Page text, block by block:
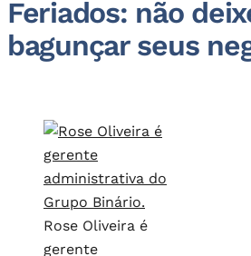
Feriados: não
bagunçar seus
Rose Oliveira é
gerente